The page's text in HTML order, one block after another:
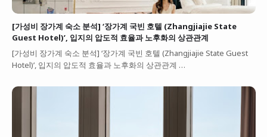
[가성비 장가계 숙소 분석] ‘장가계 국빈 호텔 (Zhangjiajie State
Guest Hotel)’, 입지의 압도적 효율과 노후화의 상관관계
[가성비 장가계 숙소 분석] ‘장가계 국빈 호텔 (Zhangjiajie State Guest
Hotel)’, 입지의 압도적 효율과 노후화의 상관관계 …